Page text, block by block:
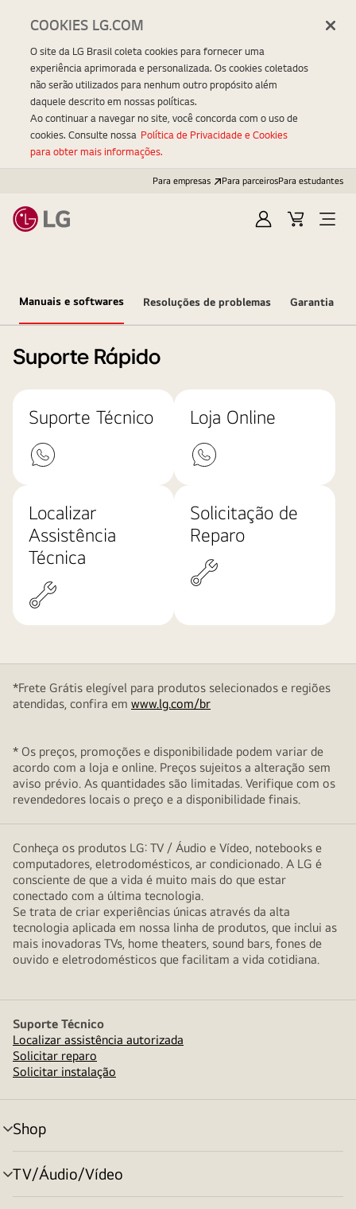
Para empresas Para parceirosPara estudantes
EntrarCarrinhoOpen
Manuais e softwares Resoluções de problemas Garantia
Suporte Rápido
Suporte Técnico Loja Online
Localizar
Assistência
Técnica
Solicitação de
Reparo
*Frete Grátis elegível para produtos selecionados e regiões
atendidas, confira em www.lg.com/br
* Os preços, promoções e disponibilidade podem variar de
acordo com a loja e online. Preços sujeitos a alteração sem
aviso prévio. As quantidades são limitadas. Verifique com os
revendedores locais o preço e a disponibilidade finais.
Conheça os produtos LG: TV / Áudio e Vídeo, notebooks e
computadores, eletrodomésticos, ar condicionado. A LG é
consciente de que a vida é muito mais do que estar
conectado com a última tecnologia.
Se trata de criar experiências únicas através da alta
tecnologia aplicada em nossa linha de produtos, que inclui as
mais inovadoras TVs, home theaters, sound bars, fones de
ouvido e eletrodomésticos que facilitam a vida cotidiana.
Suporte Técnico
Localizar assistência autorizada
Solicitar reparo
Solicitar instalação
Shop
alternar
menu
TV/Áudio/Vídeo
alternar
menu
COOKIES LG.COM
O site da LG Brasil coleta cookies para fornecer uma
experiência aprimorada e personalizada. Os cookies coletados
não serão utilizados para nenhum outro propósito além
daquele descrito em nossas políticas.
Ao continuar a navegar no site, você concorda com o uso de
cookies. Consulte nossa Política de Privacidade e Cookies
para obter mais informações.